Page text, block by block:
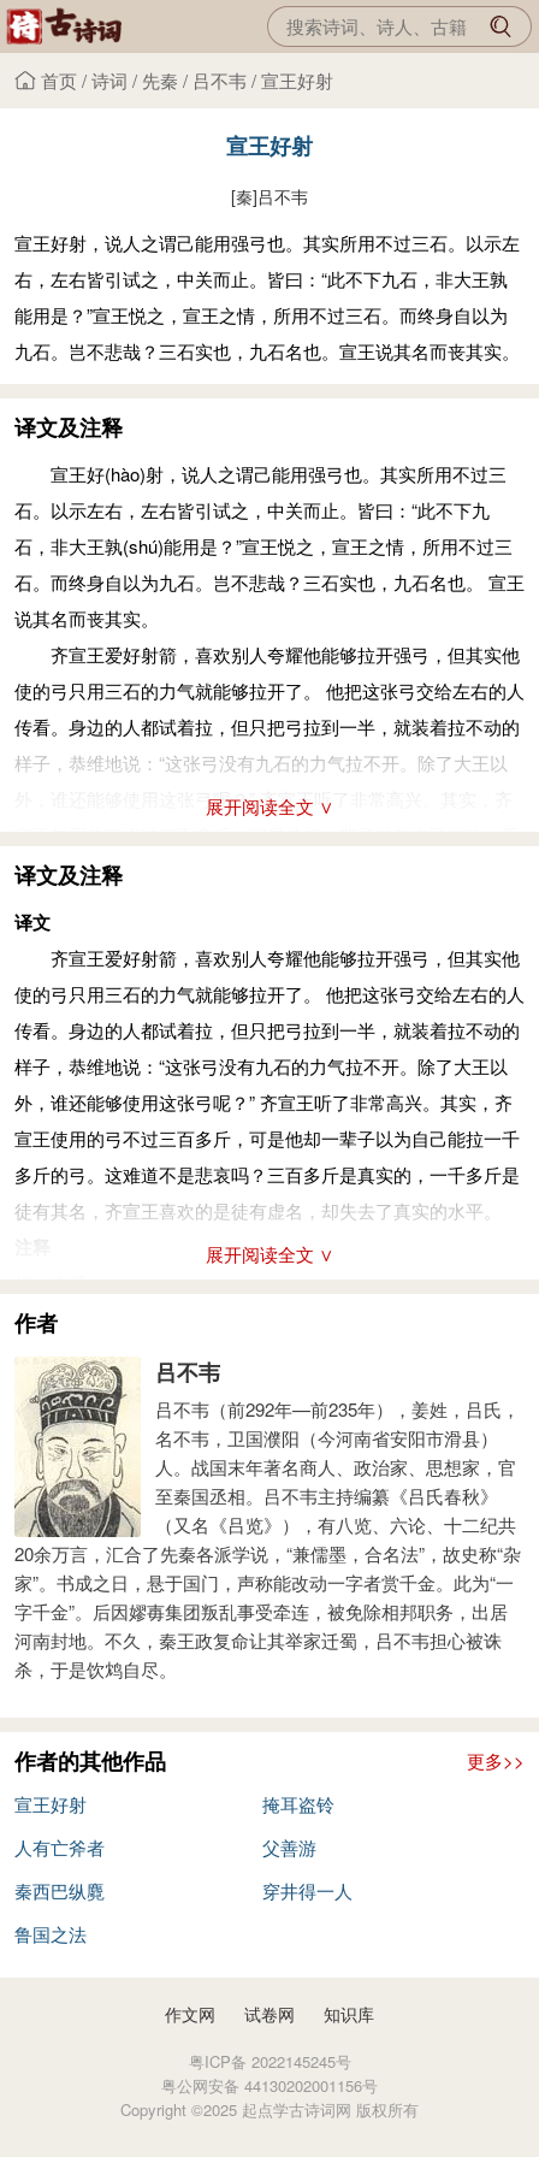
首页/诗词 / 先秦 / 吕不韦/宣王好射
宣王好射
[秦]吕不韦
宣王好射，说人之谓己能用强弓也。其实所用不过三石。以示左
右，左右皆引试之，中关而止。皆曰：“此不下九石，非大王孰
能用是？”宣王悦之，宣王之情，所用不过三石。而终身自以为
九石。岂不悲哉？三石实也，九石名也。宣王说其名而丧其实。
译文及注释
宣王好(hào)射，说人之谓己能用强弓也。其实所用不过三
石。以示左右，左右皆引试之，中关而止。皆曰：“此不下九
石，非大王孰(shú)能用是？”宣王悦之，宣王之情，所用不过三
石。而终身自以为九石。岂不悲哉？三石实也，九石名也。 宣王
说其名而丧其实。
齐宣王爱好射箭，喜欢别人夸耀他能够拉开强弓，但其实他
使的弓只用三石的力气就能够拉开了。 他把这张弓交给左右的人
传看。身边的人都试着拉，但只把弓拉到一半，就装着拉不动的
样子，恭维地说：“这张弓没有九石的力气拉不开。除了大王以
外，谁还能够使用这张弓呢？” 齐宣王听了非常高兴。其实，齐
多斤的弓。这难道不是悲哀吗？三石是真实的，九石是徒有其
习参考，其观点不代表本站立场。
展开阅读全文 ∨
译文及注释
译文
齐宣王爱好射箭，喜欢别人夸耀他能够拉开强弓，但其实他
使的弓只用三石的力气就能够拉开了。 他把这张弓交给左右的人
传看。身边的人都试着拉，但只把弓拉到一半，就装着拉不动的
样子，恭维地说：“这张弓没有九石的力气拉不开。除了大王以
外，谁还能够使用这张弓呢？” 齐宣王听了非常高兴。其实，齐
宣王使用的弓不过三百多斤，可是他却一辈子以为自己能拉一千
多斤的弓。这难道不是悲哀吗？三百多斤是真实的，一千多斤是
徒有其名，齐宣王喜欢的是徒有虚名，却失去了真实的水平。
说：同“悦”，高兴，喜欢。
之：助词，无实意。
谓：说，这里指对......夸耀。
己：自己。
其：指齐宣王。
尝：曾经。
过：超过。
石：重量单位，一石为一百二十斤。
以：把。
示：给......看。
左右：手下的大臣。
试：尝试。
中关：关，同“弯”，指拉满弓。中关，指弓半满。
而：表承接
止：停止。
其：同“岂”，还有。
之：代指左右的话；的
展开阅读全文 ∨
作者
吕不韦
吕不韦（前292年—前235年），姜姓，吕氏，
名不韦，卫国濮阳（今河南省安阳市滑县）
人。战国末年著名商人、政治家、思想家，官
至秦国丞相。吕不韦主持编纂《吕氏春秋》
（又名《吕览》），有八览、六论、十二纪共
20余万言，汇合了先秦各派学说，“兼儒墨，合名法”，故史称“杂
家”。书成之日，悬于国门，声称能改动一字者赏千金。此为“一
字千金”。后因嫪毐集团叛乱事受牵连，被免除相邦职务，出居
河南封地。不久，秦王政复命让其举家迁蜀，吕不韦担心被诛
杀，于是饮鸩自尽。
作者的其他作品
更多>>
宣王好射
掩耳盗铃
人有亡斧者
父善游
秦西巴纵麑
穿井得一人
鲁国之法
作文网 试卷网 知识库
粤ICP备 2022145245号
粤公网安备 44130202001156号
Copyright ©2025 起点学古诗词网 版权所有